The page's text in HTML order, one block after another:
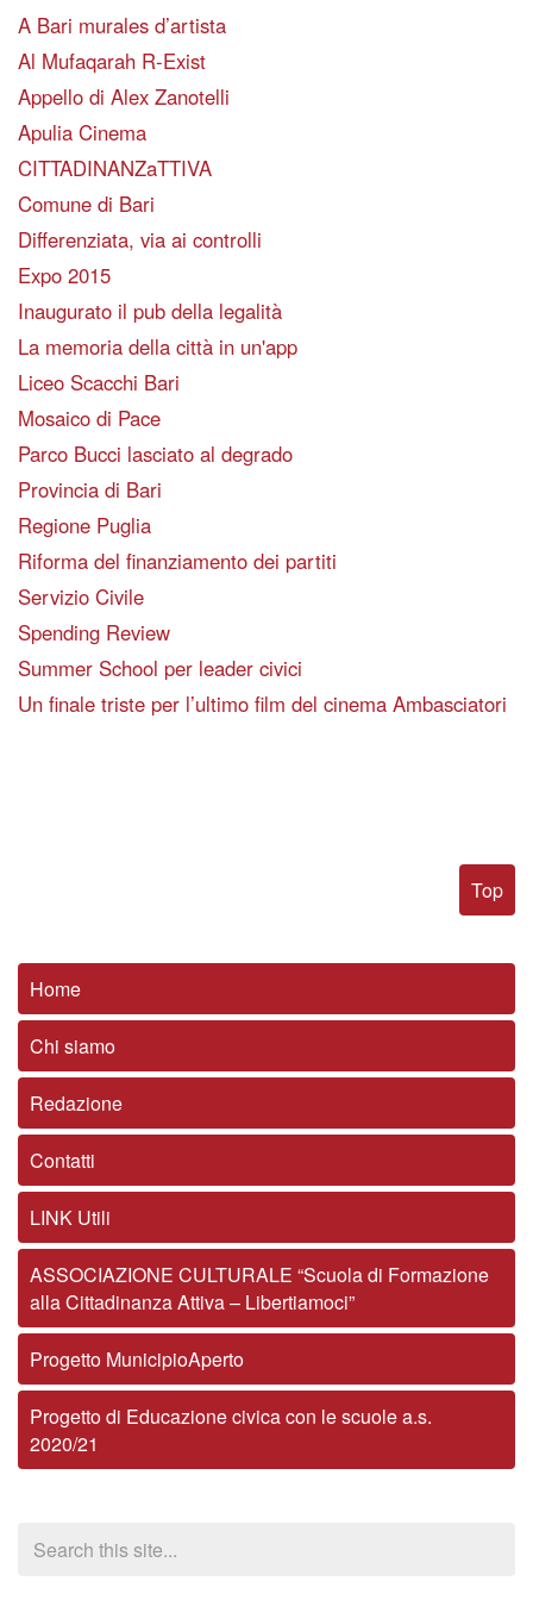
A Bari murales d’artista
Al Mufaqarah R-Exist
Appello di Alex Zanotelli
Apulia Cinema
CITTADINANZaTTIVA
Comune di Bari
Differenziata, via ai controlli
Expo 2015
Inaugurato il pub della legalità
La memoria della città in un'app
Liceo Scacchi Bari
Mosaico di Pace
Parco Bucci lasciato al degrado
Provincia di Bari
Regione Puglia
Riforma del finanziamento dei partiti
Servizio Civile
Spending Review
Summer School per leader civici
Un finale triste per l’ultimo film del cinema Ambasciatori
Top
Home
Chi siamo
Redazione
Contatti
LINK Utili
ASSOCIAZIONE CULTURALE “Scuola di Formazione
alla Cittadinanza Attiva – Libertiamoci”
Progetto MunicipioAperto
Progetto di Educazione civica con le scuole a.s.
2020/21